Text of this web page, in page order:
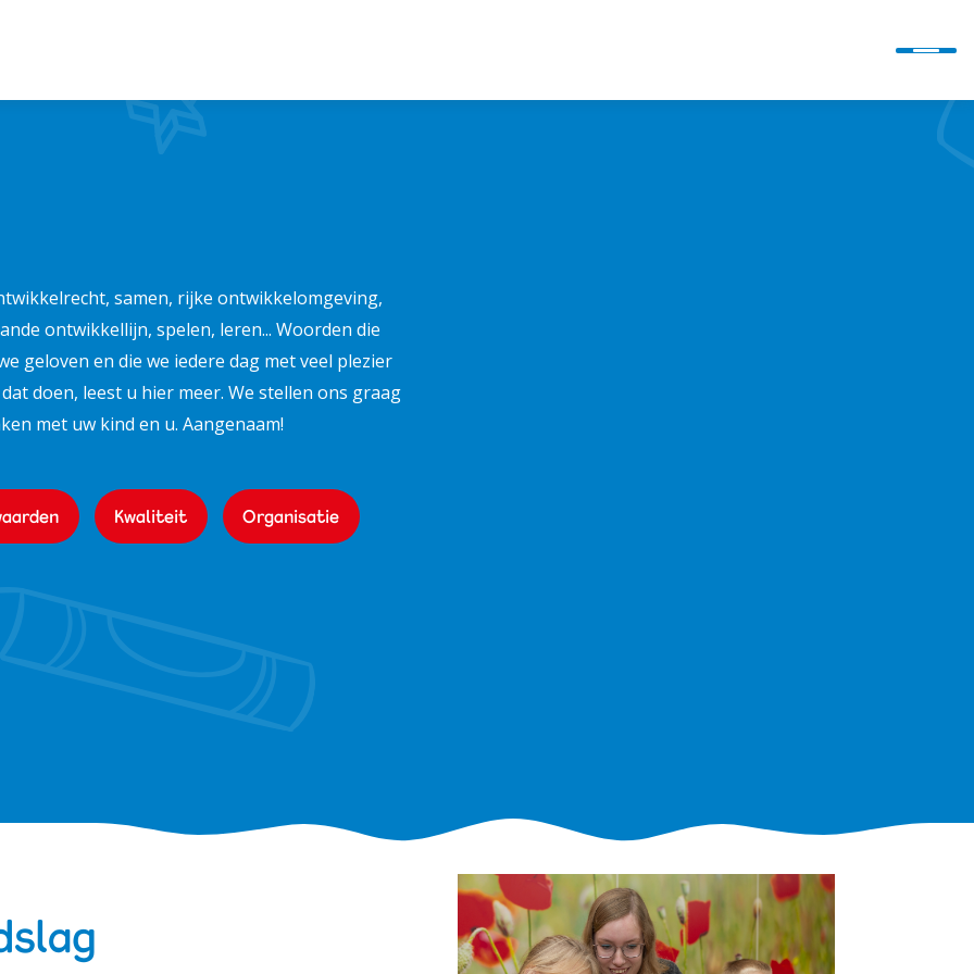
samen, rijke ontwikkelomgeving,
ontwikkellijn, spelen, leren... Woorden die
geloven en die we iedere dag met veel plezier
doen, leest u hier meer. We stellen ons graag
met uw kind en u. Aangenaam!
Kwaliteit Organisatie